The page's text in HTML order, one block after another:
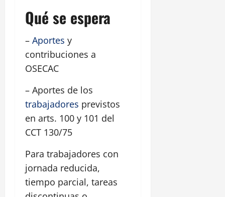
Qué se espera
– Aportes y
contribuciones a
OSECAC
– Aportes de los
trabajadores previstos
en arts. 100 y 101 del
CCT 130/75
Para trabajadores con
jornada reducida,
tiempo parcial, tareas